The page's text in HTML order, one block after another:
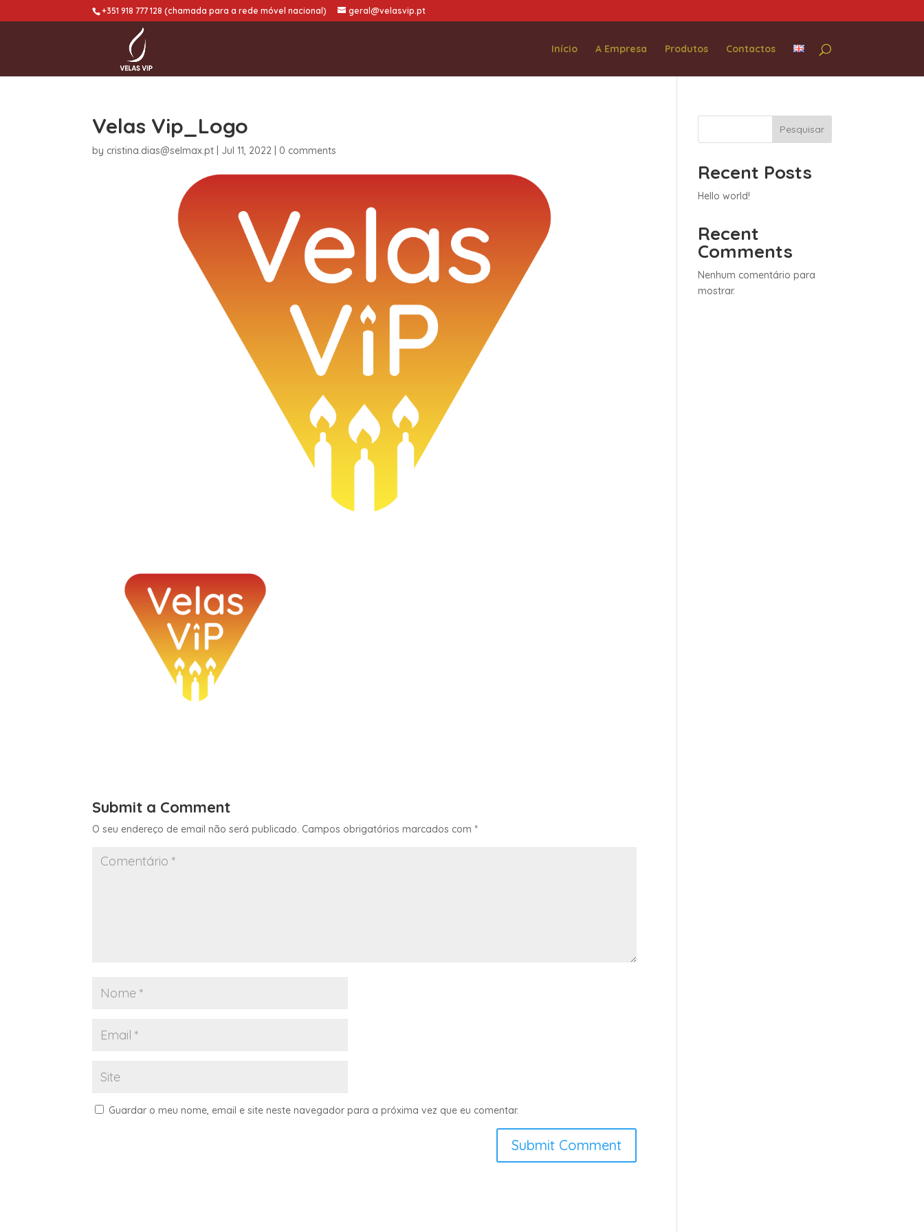
+351 918 777 128 (chamada para a rede móvel nacional) geral@velasvip.pt
Início A Empresa Produtos Contactos
Velas Vip_Logo
by cristina.dias@selmax.pt Jul 11, 2022 0 comments
Submit a Comment
O seu endereço de email não será publicado. Campos obrigatórios marcados com *
Guardar o meu nome, email e site neste navegador para a próxima vez que eu comentar.
Pesquisar
Recent Posts
Hello world!
Recent
Comments
Nenhum comentário para
mostrar.